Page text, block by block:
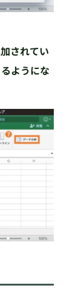
されてい
ようにな